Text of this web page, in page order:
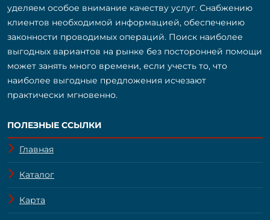
уделяем особое внимание качеству услуг. Снабжению
клиентов необходимой информацией, обеспечению
законности проводимых операций. Поиск наиболее
выгодных вариантов на рынке без посторонней помощи
может занять много времени, если учесть то, что
наиболее выгодные предложения исчезают
практически мгновенно.
ПОЛЕЗНЫЕ ССЫЛКИ
Главная
Каталог
Карта